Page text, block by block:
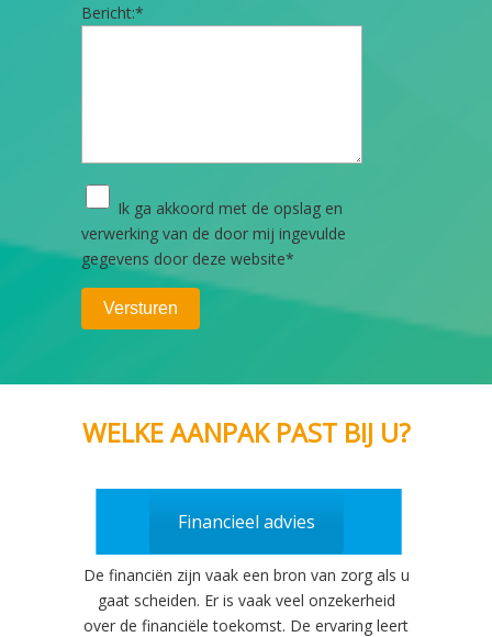
Bericht:*
Ik ga akkoord met de opslag en
verwerking van de door mij ingevulde
gegevens door deze website*
WELKE AANPAK PAST BIJ U?
Financieel advies
De financiën zijn vaak een bron van zorg als u
gaat scheiden. Er is vaak veel onzekerheid
over de financiële toekomst. De ervaring leert